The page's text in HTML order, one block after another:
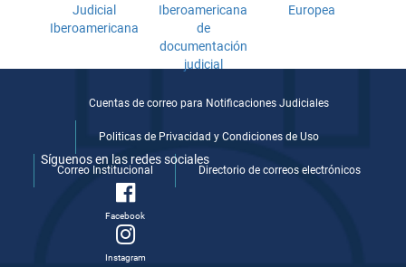
Cuentas de correo para Notificaciones Judiciales
Politicas de Privacidad y Condiciones de Uso
Correo Institucional Directorio de correos electrónicos
Síguenos en las redes sociales
Facebook
Instagram